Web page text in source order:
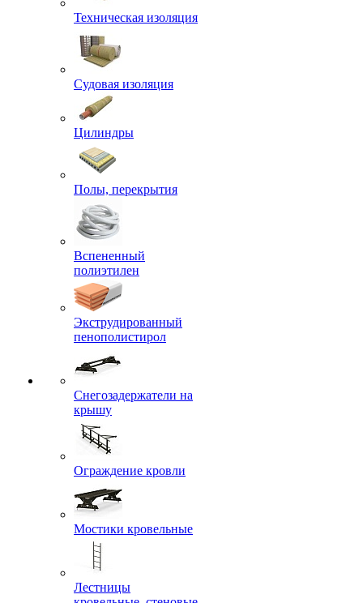
Техническая изоляция
Судовая изоляция
Цилиндры
Полы, перекрытия
Вспененный
полиэтилен
Экструдированный
пенополистирол
Снегозадержатели на
крышу
Ограждение кровли
Мостики кровельные
Лестницы